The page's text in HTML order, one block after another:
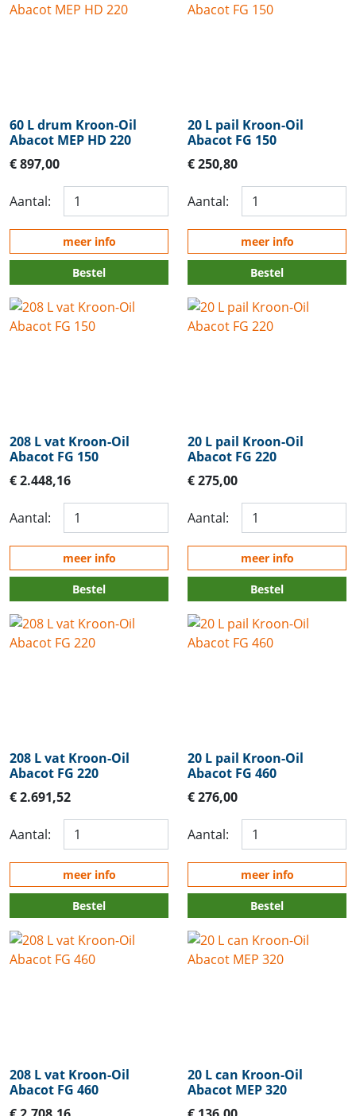
60 L drum Kroon-Oil
Abacot MEP HD 220
€ 897,00
Aantal:
meer info
Bestel
20 L pail Kroon-Oil
Abacot FG 150
€ 250,80
Aantal:
meer info
Bestel
208 L vat Kroon-Oil
Abacot FG 150
€ 2.448,16
Aantal:
meer info
Bestel
20 L pail Kroon-Oil
Abacot FG 220
€ 275,00
Aantal:
meer info
Bestel
208 L vat Kroon-Oil
Abacot FG 220
€ 2.691,52
Aantal:
meer info
Bestel
20 L pail Kroon-Oil
Abacot FG 460
€ 276,00
Aantal:
meer info
Bestel
208 L vat Kroon-Oil
Abacot FG 460
20 L can Kroon-Oil
Abacot MEP 320